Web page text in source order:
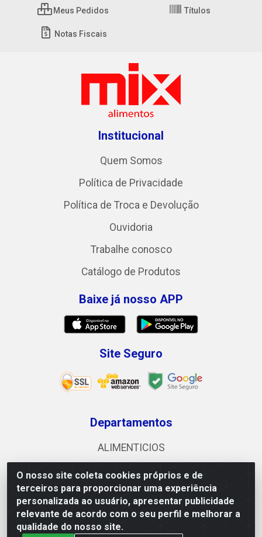
O nosso site coleta cookies próprios e de
terceiros para proporcionar uma experiência
personalizada ao usuário, apresentar publicidade
relevante de acordo com o seu perfil e melhorar a
qualidade do nosso site.
Meus Pedidos Títulos
Notas Fiscais
Institucional
Quem Somos
Política de Privacidade
Política de Troca e Devolução
Ouvidoria
Trabalhe conosco
Catálogo de Produtos
Baixe já nosso APP
Site Seguro
Departamentos
ALIMENTICIOS
VENDAS
Fale Conosco
(63) 3212-6500